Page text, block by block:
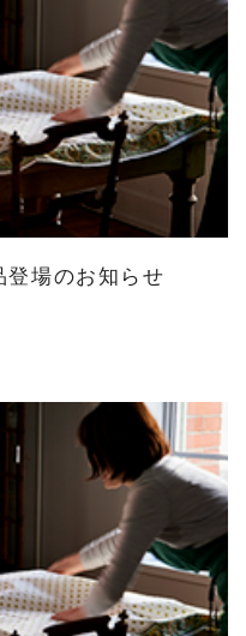
登場のお知らせ